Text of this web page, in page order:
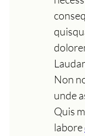
Non
unde
Quis
labore